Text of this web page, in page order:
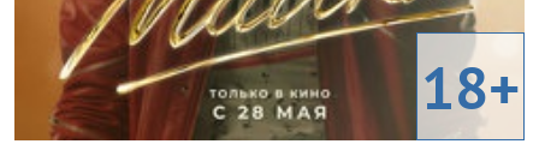
18+